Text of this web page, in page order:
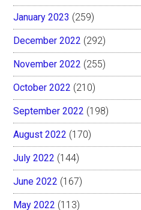
January 2023 (259)
December 2022 (292)
November 2022 (255)
October 2022 (210)
September 2022 (198)
August 2022 (170)
July 2022 (144)
June 2022 (167)
May 2022 (113)